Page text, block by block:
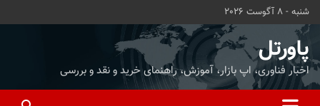
محتوا
بروید
شنبه - 8 آگوست 2026
پاورتل
اخبار فناوری، اپ بازار، آموزش، راهنمای خرید و نقد و بررسی